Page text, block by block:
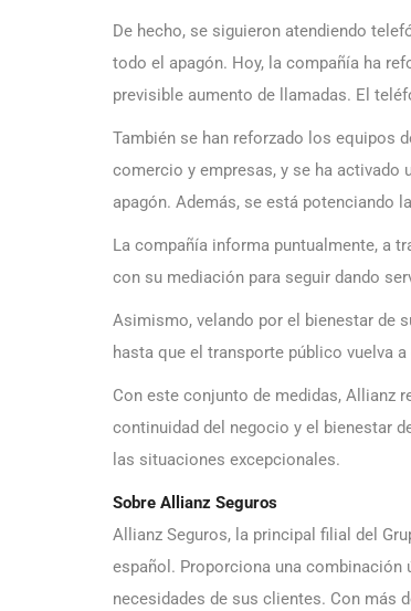
De hecho, se siguieron atendiendo
todo el apagón. Hoy, la compañía ha
previsible aumento de llamadas. El
También se han reforzado los equipos
comercio y empresas, y se ha
apagón. Además, se está potenciando
La compañía informa puntualmente, a
con su mediación para seguir dando
Asimismo, velando por el bienestar de
hasta que el transporte público vuelva
Con este conjunto de medidas, Allianz
continuidad del negocio y el bienestar
las situaciones excepcionales.
Sobre Allianz Seguros
Allianz Seguros, la principal filial del
español. Proporciona una
necesidades de sus clientes. Con más